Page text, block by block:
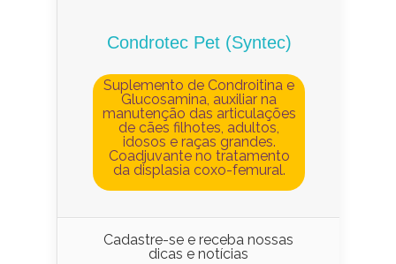
Condrotec Pet (Syntec)
Suplemento de Condroitina e
Glucosamina, auxiliar na
manutenção das articulações
de cães filhotes, adultos,
idosos e raças grandes.
Coadjuvante no tratamento
da displasia coxo-femural.
Cadastre-se e receba nossas
dicas e notícias